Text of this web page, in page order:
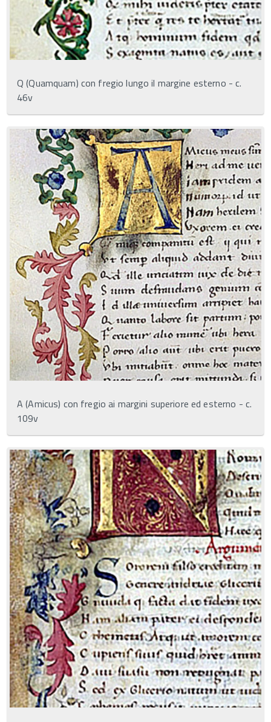
Q (Quamquam) con fregio lungo il margine esterno - c.
46v
A (Amicus) con fregio ai margini superiore ed esterno - c.
109v